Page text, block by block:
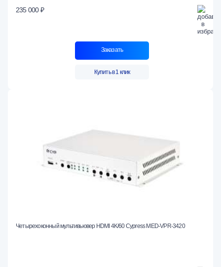
235 000 ₽
Заказать
Купить в 1 клик
Четырехоконный мультивьювер HDMI 4K/60 Cypress MED-VPR-3420